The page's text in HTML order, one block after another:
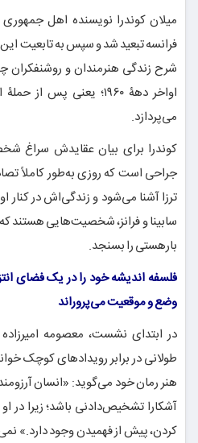
فرانسه تبعید شد و سپس به تابعیت
شرح زندگی هنرمندان و روشنفکران
اواخر دهۀ ۱۹۶۰؛ یعنی
می‌پردازد.
کوندرا برای بیان عقایدش سراغ
جراحی است که روزی به‌طور کاملاً
ترزا آشنا می‌شود و زندگی‌اش در کنار
سابینا و فرانز، شخصیت‌هایی هستند که
بارهستی را بسنجد.
فلسفه اندیشه خود را در یک فضای
وضع و موقعیت می‌پروراند
در ابتدای نشست، معصومه
طولانی در برابر رویدادهای کوچک
هنر رمان خود می‌گوید: «انسان
آشکارا تشخیص‌دادنی باشد؛ زیرا در
کردن، پیش از فهمیدن وجود دارد.»